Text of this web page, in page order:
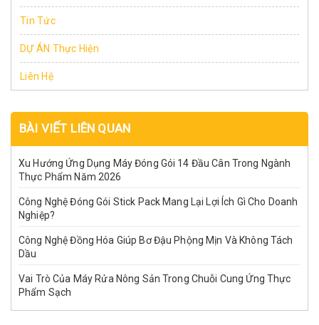
Tin Tức
DỰ ÁN Thực Hiện
Liên Hệ
BÀI VIẾT LIÊN QUAN
Xu Hướng Ứng Dụng Máy Đóng Gói 14 Đầu Cân Trong Ngành
Thực Phẩm Năm 2026
Công Nghệ Đóng Gói Stick Pack Mang Lại Lợi Ích Gì Cho Doanh
Nghiệp?
Công Nghệ Đồng Hóa Giúp Bơ Đậu Phộng Mịn Và Không Tách
Dầu
Vai Trò Của Máy Rửa Nông Sản Trong Chuỗi Cung Ứng Thực
Phẩm Sạch